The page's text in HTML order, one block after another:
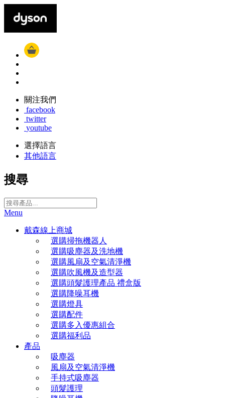
關注我們
facebook
twitter
youtube
選擇語言
其他語言
搜尋
Menu
戴森線上商城
選購掃拖機器人
選購吸塵器及洗地機
選購風扇及空氣清淨機
選購吹風機及造型器
選購頭髮護理產品 禮盒版
選購降噪耳機
選購燈具
選購配件
選購多入優惠組合
選購福利品
產品
吸塵器
風扇及空氣清淨機
手持式吸塵器
頭髮護理